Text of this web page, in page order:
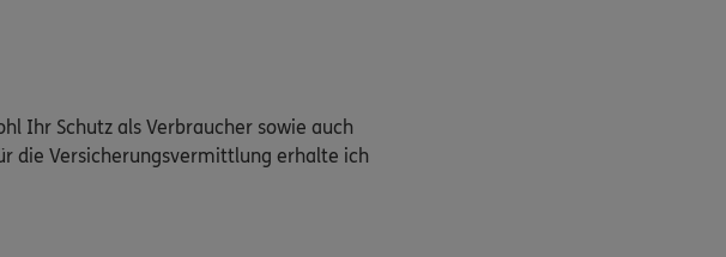
Ihr Schutz als Verbraucher sowie auch
die Versicherungsvermittlung erhalte ich